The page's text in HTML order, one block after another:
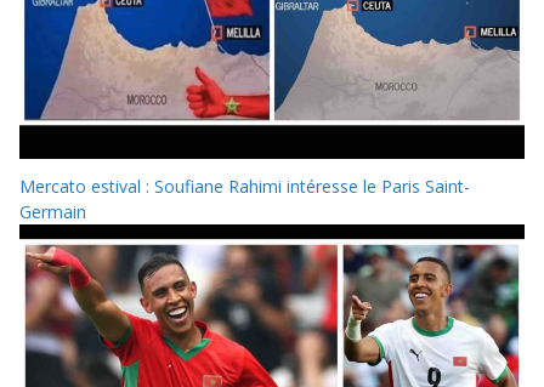
Mercato estival : Soufiane Rahimi intéresse le Paris Saint-
Germain